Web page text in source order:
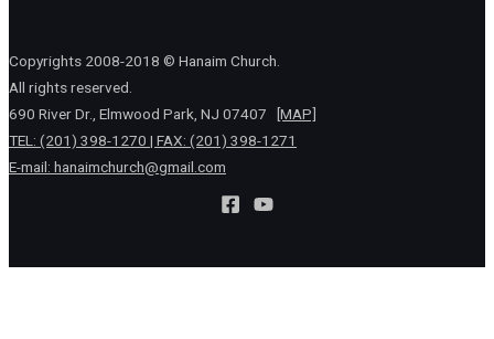
Copyrights 2008-2018 © Hanaim Church.
All rights reserved.
690 River Dr., Elmwood Park, NJ 07407
[MAP]
TEL: (201) 398-1270 | FAX: (201) 398-1271
E-mail: hanaimchurch@gmail.com